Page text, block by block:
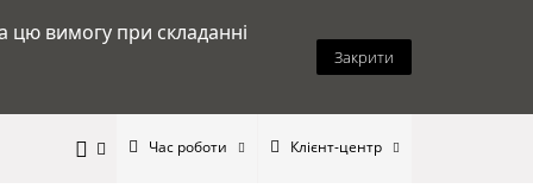
цю вимогу при складанні
Закрити
Час роботи Клієнт-центр